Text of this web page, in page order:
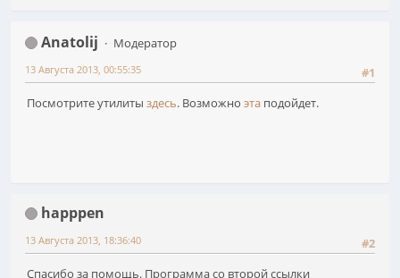
Anatolij
Модератор
#1
13 Августа 2013, 00:55:35
Посмотрите утилиты здесь. Возможно эта подойдет.
happpen
#2
13 Августа 2013, 18:36:40
Спасибо за помощь. Программа со второй ссылки